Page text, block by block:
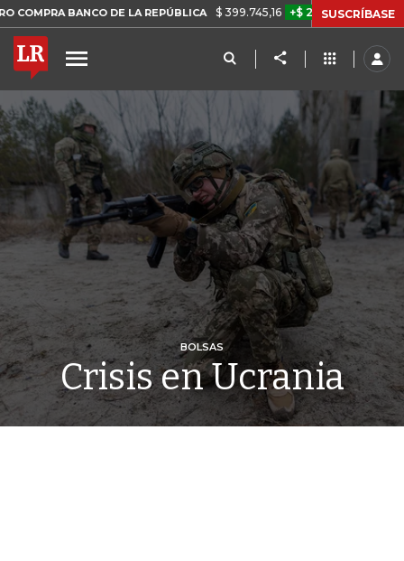
DE LA REPÚBLICA $ 399.745,16 +$ 2.295,71 +0,58% TASA
SUSCRÍBASE
BOLSAS
Crisis en Ucrania